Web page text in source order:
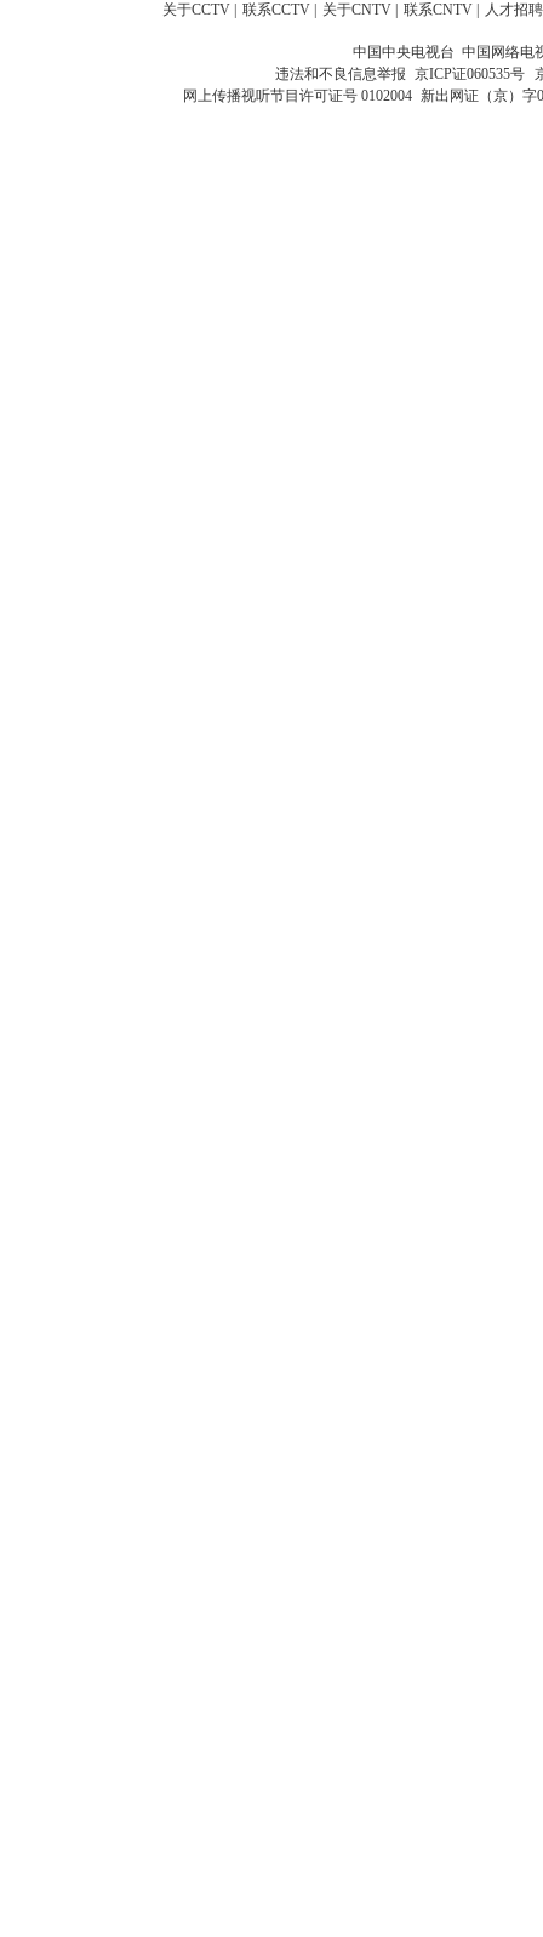
关于CCTV 联系CCTV 关于CNTV 联系CNTV 人才招聘
中国中央电视台 中国网络电
违法和不良信息举报 京ICP证060535号
网上传播视听节目许可证号 0102004 新出网证（京）